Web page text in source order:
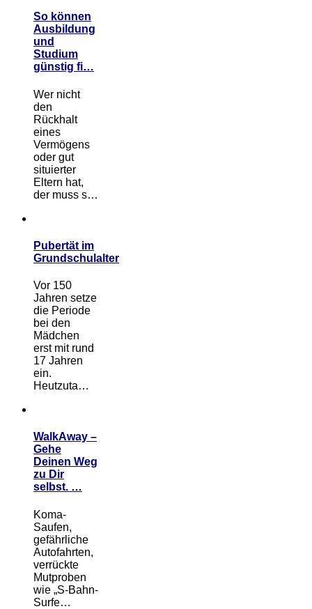
So können
Ausbildung
und
Studium
günstig fi…
Wer nicht
den
Rückhalt
eines
Vermögens
oder gut
situierter
Eltern hat,
der muss s…
Pubertät im
Grundschulalter
Vor 150
Jahren setze
die Periode
bei den
Mädchen
erst mit rund
17 Jahren
ein.
Heutzuta…
WalkAway –
Gehe
Deinen Weg
zu Dir
selbst. …
Koma-
Saufen,
gefährliche
Autofahrten,
verrückte
Mutproben
wie „S-Bahn-
Surfe…